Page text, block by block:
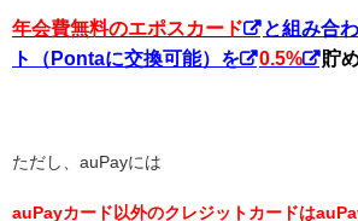
年会費無料のエポスカード
と組み合
ト（Pontaに交換可能）を
0.5% 貯
ただし、auPayには
auPayカード以外のクレジットカードは